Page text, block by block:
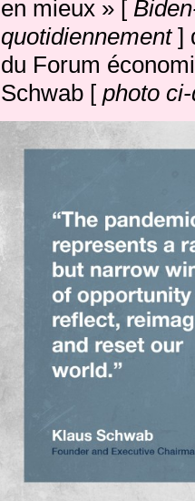
en mieux » [
quotidiennement]
du Forum
Schwab [photo